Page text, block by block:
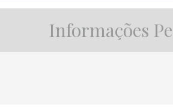
Informações